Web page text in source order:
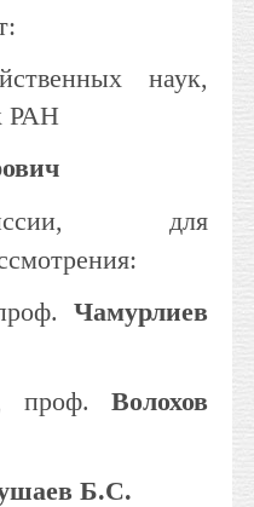
наук,
РАН
для
Чамурлиев
проф. Волохов
Б.С.